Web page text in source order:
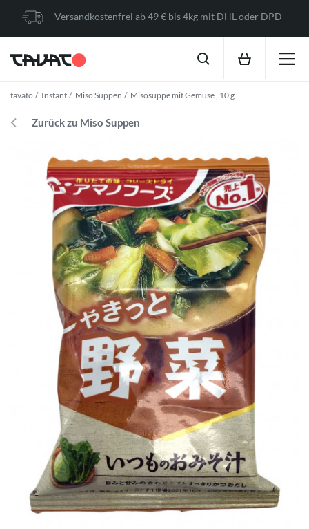
Versandkostenfrei ab 49 € bis 4kg mit DHL oder DPD
tavato Instant Miso Suppen Misosuppe mit Gemüse , 10 g
Zurück zu Miso Suppen